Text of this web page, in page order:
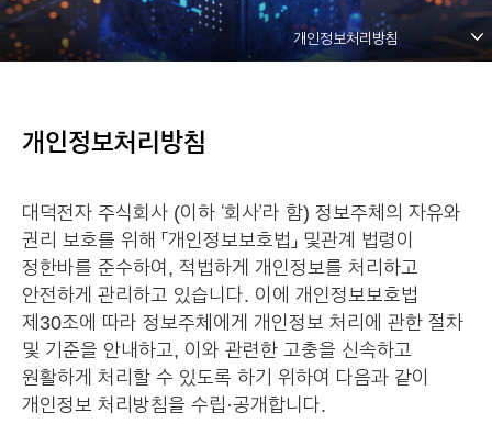
개인정보처리방침
개인정보처리방침
대덕전자 주식회사 (이하 ‘회사’라 함) 정보주체의 자유와
권리 보호를 위해 「개인정보보호법」 및관계 법령이
정한바를 준수하여, 적법하게 개인정보를 처리하고
안전하게 관리하고 있습니다. 이에 개인정보보호법
제30조에 따라 정보주체에게 개인정보 처리에 관한 절차
및 기준을 안내하고, 이와 관련한 고충을 신속하고
원활하게 처리할 수 있도록 하기 위하여 다음과 같이
개인정보 처리방침을 수립·공개합니다.